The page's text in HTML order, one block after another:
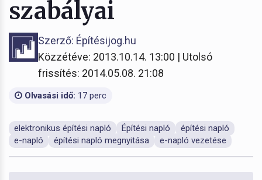
szabályai
Szerző: Építésijog.hu
Közzétéve: 2013.10.14. 13:00 | Utolsó
frissítés: 2014.05.08. 21:08
Olvasási idő: 17 perc
elektronikus építési napló Építési napló
építési napló
e-napló
építési napló megnyitása e-napló vezetése